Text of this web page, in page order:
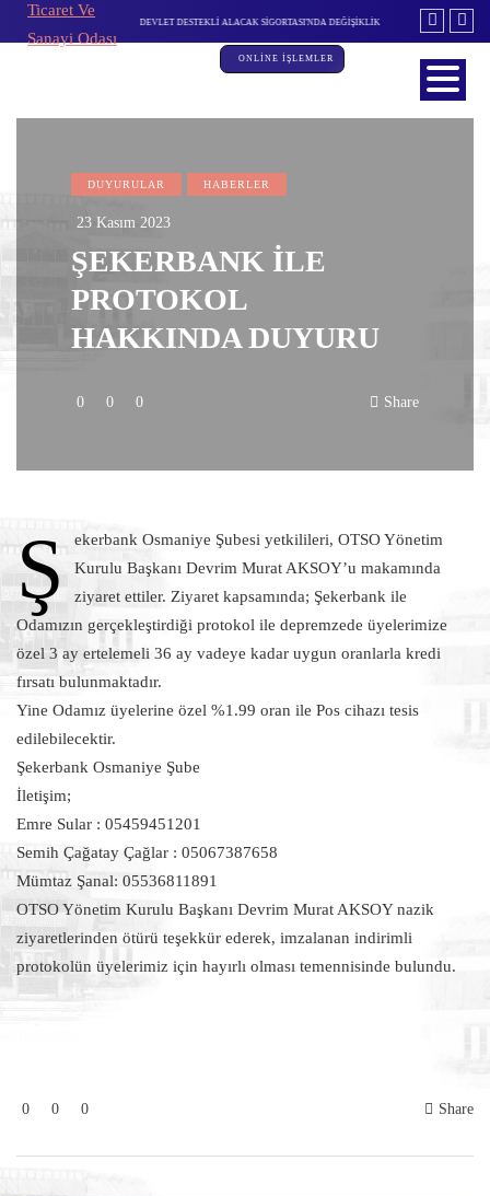
DEVLET DESTEKLİ ALACAK SİGORTASI'NDA DEĞİŞİKLİK ÖZBEKİSTAN
ONLİNE İŞLEMLER
DUYURULAR HABERLER
23 Kasım 2023
ŞEKERBANK İLE
PROTOKOL
HAKKINDA DUYURU
0 0 0 Share
Ş
ekerbank Osmaniye Şubesi yetkilileri, OTSO Yönetim
Kurulu Başkanı Devrim Murat AKSOY’u makamında
ziyaret ettiler. Ziyaret kapsamında; Şekerbank ile
Odamızın gerçekleştirdiği protokol ile depremzede üyelerimize
özel 3 ay ertelemeli 36 ay vadeye kadar uygun oranlarla kredi
fırsatı bulunmaktadır.
Yine Odamız üyelerine özel %1.99 oran ile Pos cihazı tesis
edilebilecektir.
Şekerbank Osmaniye Şube
İletişim;
Emre Sular : 05459451201
Semih Çağatay Çağlar : 05067387658
Mümtaz Şanal: 05536811891
OTSO Yönetim Kurulu Başkanı Devrim Murat AKSOY nazik
ziyaretlerinden ötürü teşekkür ederek, imzalanan indirimli
protokolün üyelerimiz için hayırlı olması temennisinde bulundu.
0 0 0 Share